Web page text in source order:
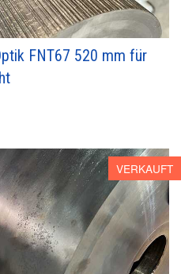
FNT67 520 mm für
VERKAUFT